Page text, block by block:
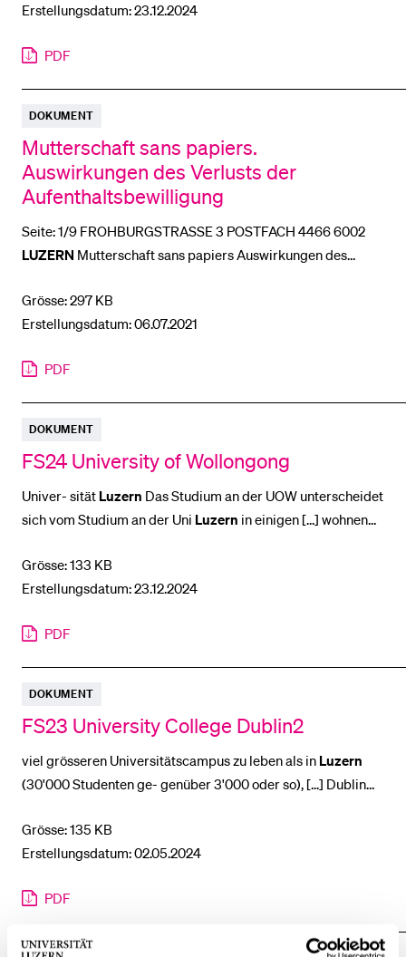
empfehle [...] der Partneruniversität als an der Univer- sität
Erstellungsdatum: 23.12.2024
PDF
DOKUMENT
Mutterschaft sans papiers.
Auswirkungen des Verlusts der
Aufenthaltsbewilligung
Seite: 1/9 FROHBURGSTRASSE 3 POSTFACH 4466 6002
LUZERN Mutterschaft sans papiers Auswirkungen des
Wohnungin Genf besuchte, war sie erneut schwanger,
dieses [...] ich weder eine Aufenthaltsbewilligung noch eine
Grösse: 297 KB
Erstellungsdatum: 06.07.2021
PDF
DOKUMENT
FS24 University of Wollongong
Univer- sität Luzern Das Studium an der UOW unterscheidet
sich vom Studium an der Uni Luzern in einigen [...] wohnen
möchte (WG's) oder ein Einzelapartment bevorzugt [...]
Infrastruktur Die Uni ist einiges grösser als jene in
Grösse: 133 KB
Erstellungsdatum: 23.12.2024
PDF
DOKUMENT
FS23 University College Dublin2
viel grösseren Universitätscampus zu leben als in Luzern
(30'000 Studenten ge- genüber 3'000 oder so), [...] Dublin
dass es in jedem Fall schwierig ist, eine [...] der
Partneruniversität als an der Univer- sität
Grösse: 135 KB
Erstellungsdatum: 02.05.2024
PDF